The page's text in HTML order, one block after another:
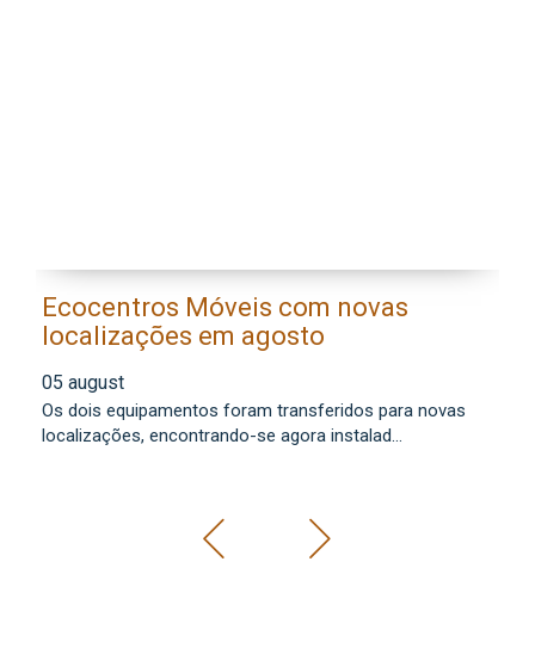
Ecocentros Móveis com novas
localizações em agosto
05 august
Os dois equipamentos foram transferidos para novas
localizações, encontrando-se agora instalad...